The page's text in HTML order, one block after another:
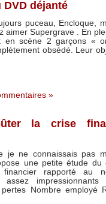
déjanté
puceau, Encloque,
aimer Supergrave . En
en scène 2 garçons «
obsédé. Leur
»
la crise
je ne connaissais pas
une petite étude
financier rapporté au
assez
pertes Nombre employé